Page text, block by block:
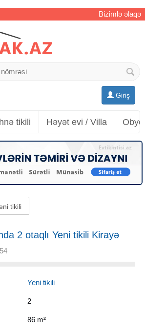
Bizimlə əlaqə
Giriş
tikili Həyət evi / Villa
tikili
2 otaqlı Yeni tikili Kirayə
Yeni tikili
2
86 m²